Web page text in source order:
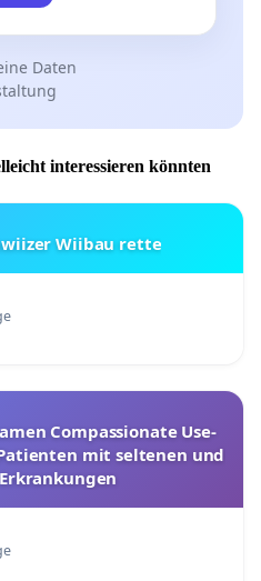
Daten
interessieren könnten
Wiibau rette
Compassionate Use-
mit seltenen und